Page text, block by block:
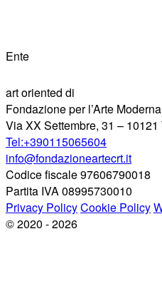
Ente
art oriented di
Fondazione per l’Arte
Via XX Settembre, 31 –
Tel:+390115065604
info@fondazioneartecrt.it
Codice fiscale 97606790018
Partita IVA 08995730010
Privacy PolicyCookie Policy
© 2020 - 2026